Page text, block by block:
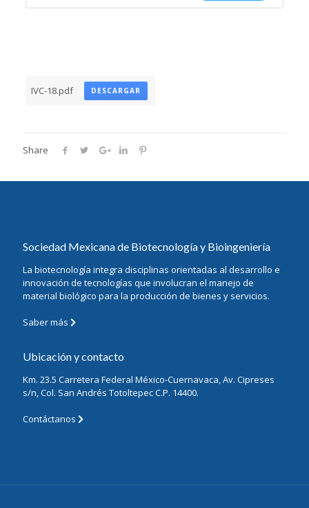
IVC-18.pdf DESCARGAR
Share
Sociedad Mexicana de Biotecnología y Bioingeniería
La biotecnología integra disciplinas orientadas al desarrollo e
innovación de tecnologías que involucran el manejo de
material biológico para la producción de bienes y servicios.
Saber más
Ubicación y contacto
Km. 23.5 Carretera Federal México-Cuernavaca, Av. Cipreses
s/n, Col. San Andrés Totoltepec C.P. 14400.
Contáctanos